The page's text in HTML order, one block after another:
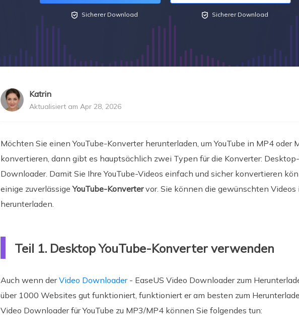
 Sicherer Download  Sicherer Download
Katrin
Aktualisiert am Apr 28, 2026
Möchten Sie einen YouTube-Konverter herunterladen, um YouTube in MP4 oder
konvertieren, dann gibt es hauptsächlich zwei Typen für die Konverter:
Downloader. Damit Sie Ihre YouTube-Videos einfach und sicher konvertieren
einige zuverlässigeYouTube-Konvertervor. Sie können die gewünschten
herunterladen.
Teil 1. Desktop YouTube-Konverter verwenden
Auch wenn derVideo Downloader- EaseUS Video Downloader zum
über 1000 Websites gut funktioniert, funktioniert er am besten zum
Video Downloader für YouTube zu MP3/MP4 können Sie folgendes tun: